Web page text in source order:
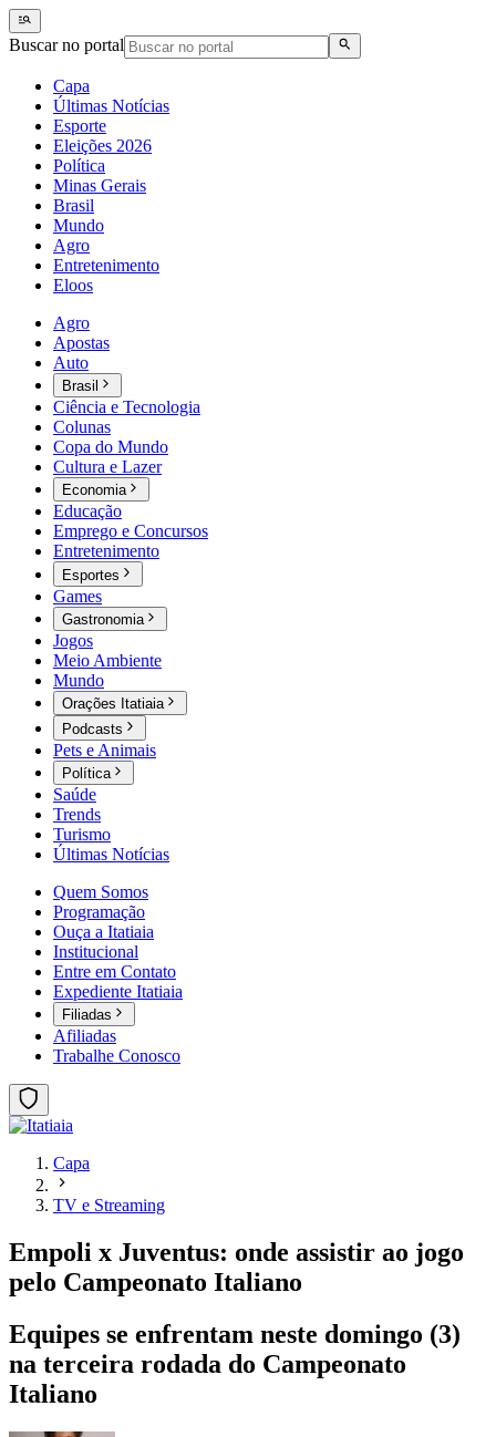
Buscar no portal
Capa
Últimas Notícias
Esporte
Eleições 2026
Política
Minas Gerais
Brasil
Mundo
Agro
Entretenimento
Eloos
Agro
Apostas
Auto
Brasil
Ciência e Tecnologia
Colunas
Copa do Mundo
Cultura e Lazer
Economia
Educação
Emprego e Concursos
Entretenimento
Esportes
Games
Gastronomia
Jogos
Meio Ambiente
Mundo
Orações Itatiaia
Podcasts
Pets e Animais
Política
Saúde
Trends
Turismo
Últimas Notícias
Quem Somos
Programação
Ouça a Itatiaia
Institucional
Entre em Contato
Expediente Itatiaia
Filiadas
Afiliadas
Trabalhe Conosco
Capa
TV e Streaming
Empoli x Juventus: onde assistir ao jogo
pelo Campeonato Italiano
Equipes se enfrentam neste domingo (3)
na terceira rodada do Campeonato
Italiano